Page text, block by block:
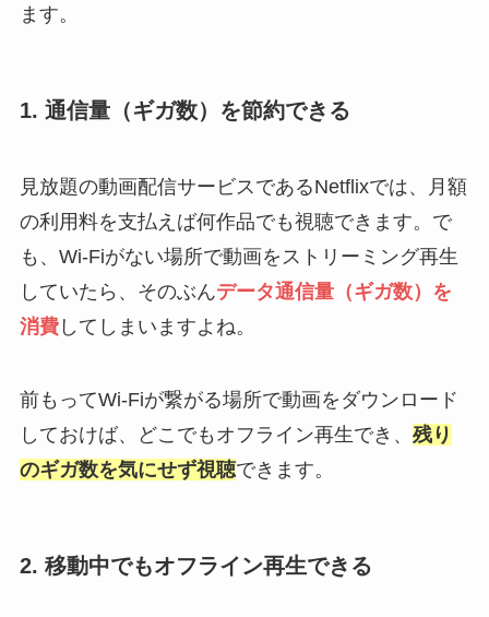
ます。
1. 通信量（ギガ数）を節約できる
見放題の動画配信サービスであるNetflixでは、月額
の利用料を支払えば何作品でも視聴できます。で
も、Wi-Fiがない場所で動画をストリーミング再生
していたら、そのぶんデータ通信量（ギガ数）を
消費してしまいますよね。
前もってWi-Fiが繋がる場所で動画をダウンロード
しておけば、どこでもオフライン再生でき、 残り
のギガ数を気にせず視聴できます。
2. 移動中でもオフライン再生できる